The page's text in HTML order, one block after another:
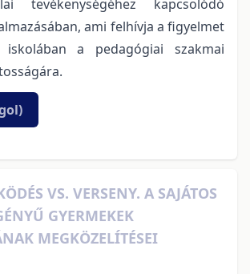
tevékenységéhez kapcsolódó
ami felhívja a figyelmet
a pedagógiai szakmai
VS. VERSENY. A SAJÁTOS
GYERMEKEK
MEGKÖZELÍTÉSEI